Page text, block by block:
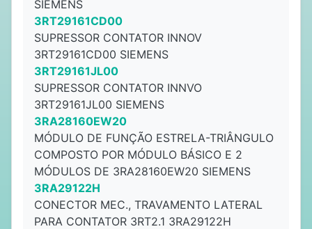
SIEMENS
3RT29161CD00
SUPRESSOR CONTATOR INNOV
3RT29161CD00 SIEMENS
3RT29161JL00
SUPRESSOR CONTATOR INNVO
3RT29161JL00 SIEMENS
3RA28160EW20
MÓDULO DE FUNÇÃO ESTRELA-TRIÂNGULO
COMPOSTO POR MÓDULO BÁSICO E 2
MÓDULOS DE 3RA28160EW20 SIEMENS
3RA29122H
CONECTOR MEC., TRAVAMENTO LATERAL
PARA CONTATOR 3RT2.1 3RA29122H